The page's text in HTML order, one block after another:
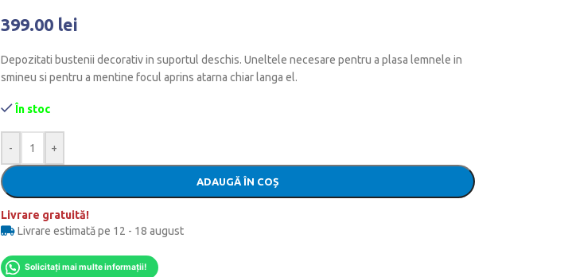
399.00 lei
Depozitati bustenii decorativ in suportul deschis. Uneltele necesare pentru a plasa lemnele in
smineu si pentru a mentine focul aprins atarna chiar langa el.
În stoc
- +
ADAUGĂ ÎN COȘ
Livrare gratuită!
Livrare estimată pe 12 - 18 august
Solicitați mai multe informații!